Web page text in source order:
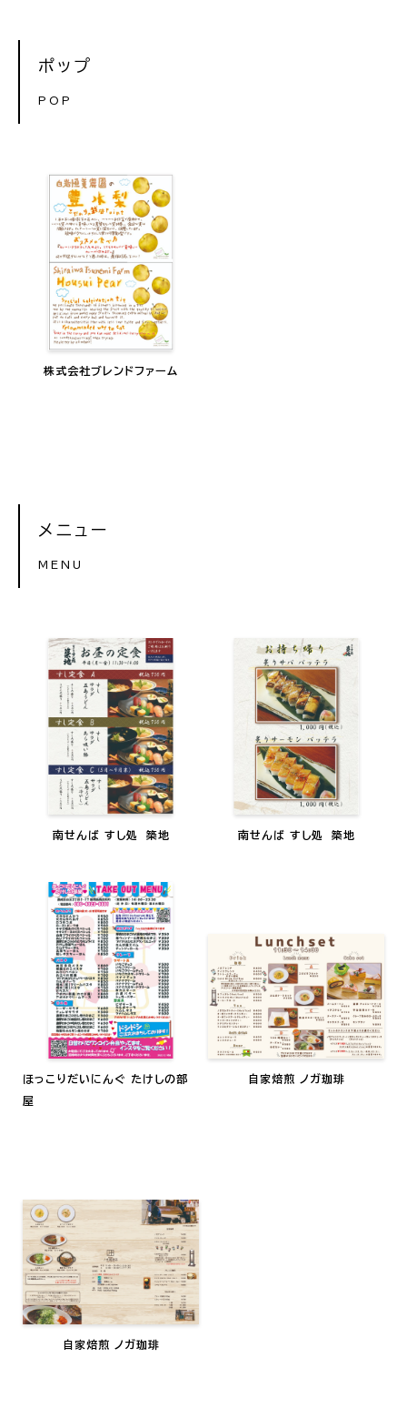
ポップ
POP
株式会社ブレンドファーム
メニュー
MENU
南せんば すし処 築地 南せんば すし処 築地
ほっこりだいにんぐ たけしの部
屋
自家焙煎 ノガ珈琲
自家焙煎 ノガ珈琲